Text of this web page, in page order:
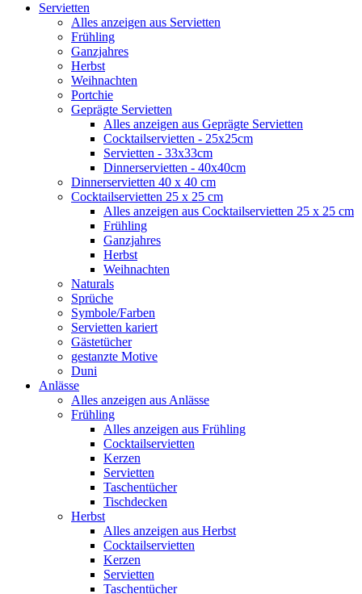
Servietten
Alles anzeigen aus Servietten
Frühling
Ganzjahres
Herbst
Weihnachten
Portchie
Geprägte Servietten
Alles anzeigen aus Geprägte Servietten
Cocktailservietten - 25x25cm
Servietten - 33x33cm
Dinnerservietten - 40x40cm
Dinnerservietten 40 x 40 cm
Cocktailservietten 25 x 25 cm
Alles anzeigen aus Cocktailservietten 25 x 25 cm
Frühling
Ganzjahres
Herbst
Weihnachten
Naturals
Sprüche
Symbole/Farben
Servietten kariert
Gästetücher
gestanzte Motive
Duni
Anlässe
Alles anzeigen aus Anlässe
Frühling
Alles anzeigen aus Frühling
Cocktailservietten
Kerzen
Servietten
Taschentücher
Tischdecken
Herbst
Alles anzeigen aus Herbst
Cocktailservietten
Kerzen
Servietten
Taschentücher